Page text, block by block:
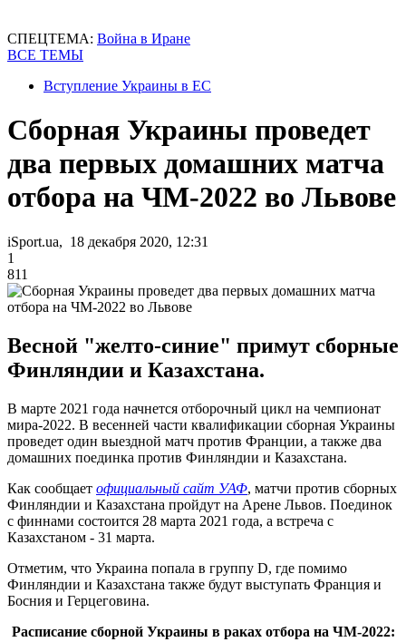
СПЕЦТЕМА: Война в Иране
ВСЕ ТЕМЫ
Вступление Украины в ЕС
Сборная Украины проведет
два первых домашних матча
отбора на ЧМ-2022 во Львове
iSport.ua, 18 декабря 2020, 12:31
1
811
Весной "желто-синие" примут сборные
Финляндии и Казахстана.
В марте 2021 года начнется отборочный цикл на чемпионат
мира-2022. В весенней части квалификации сборная Украины
проведет один выездной матч против Франции, а также два
домашних поединка против Финляндии и Казахстана.
Как сообщает официальный сайт УАФ, матчи против сборных
Финляндии и Казахстана пройдут на Арене Львов. Поединок
с финнами состоится 28 марта 2021 года, а встреча с
Казахстаном - 31 марта.
Отметим, что Украина попала в группу D, где помимо
Финляндии и Казахстана также будут выступать Франция и
Босния и Герцеговина.
Расписание сборной Украины в раках отбора на ЧМ-2022: